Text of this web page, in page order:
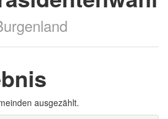
ausgezählt.